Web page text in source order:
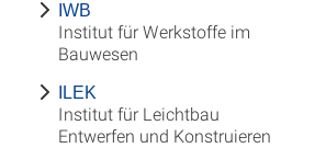
IWB
Institut für Werkstoffe im
Bauwesen
ILEK
Institut für Leichtbau
Entwerfen und Konstruieren